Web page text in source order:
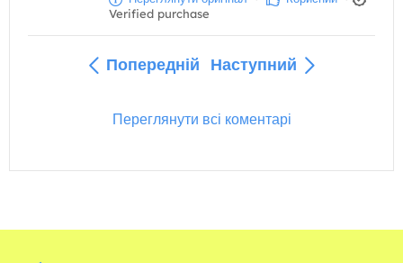
Verified purchase
Попередній Наступний
Переглянути всі коментарі